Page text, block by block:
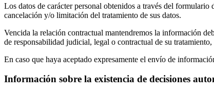
Los datos de carácter personal obtenidos a través del
cancelación y/o limitación del tratamiento de sus datos.
Vencida la relación contractual mantendremos la información
de responsabilidad judicial, legal o contractual de su
En caso que haya aceptado expresamente el envío de
Información sobre la existencia de decisiones